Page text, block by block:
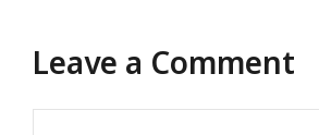
Leave a Comment